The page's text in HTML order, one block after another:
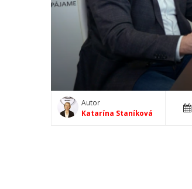
Autor
Katarína Staníková